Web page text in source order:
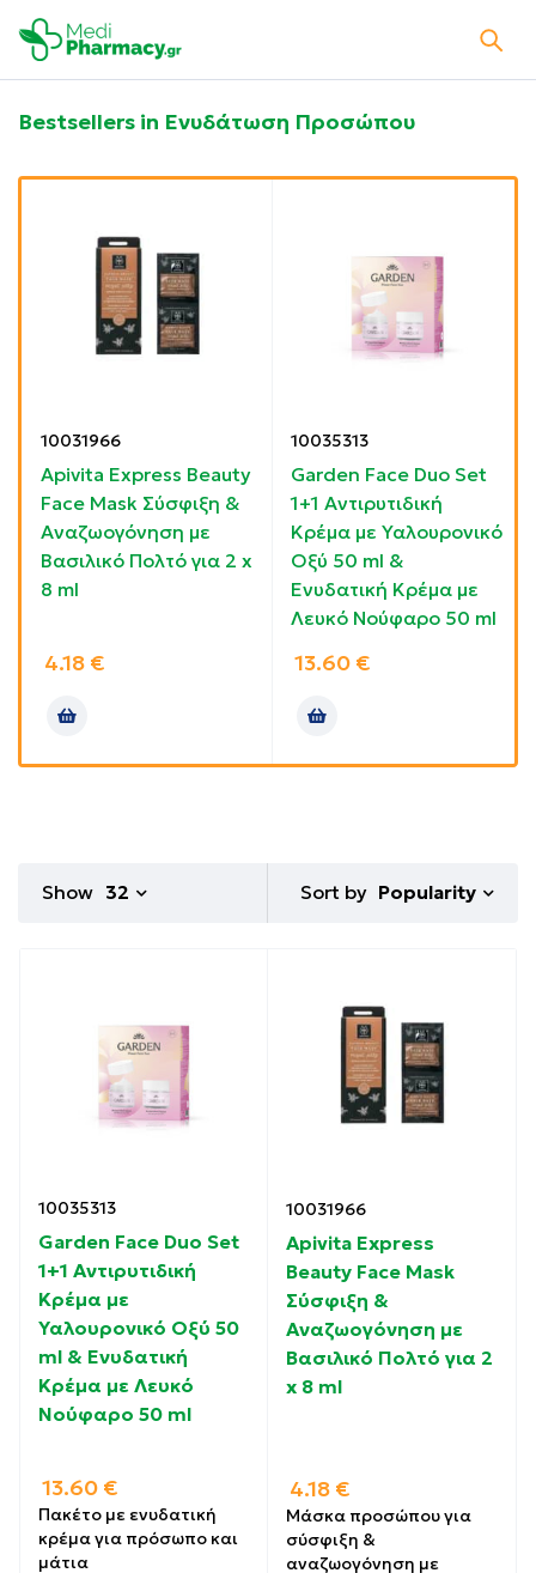
Bestsellers in Ενυδάτωση Προσώπου
10031966
Apivita Express Beauty
Face Mask Σύσφιξη &
Αναζωογόνηση με
Βασιλικό Πολτό για 2 x
8 ml
4.18 €
10035313
Garden Face Duo Set
1+1 Αντιρυτιδική
Κρέμα με Υαλουρονικό
Οξύ 50 ml &
Ενυδατική Κρέμα με
Λευκό Νούφαρο 50 ml
13.60 €
Sort by Popularity
Show 32
10035313
Garden Face Duo Set
1+1 Αντιρυτιδική
Κρέμα με
Υαλουρονικό Οξύ 50
ml & Ενυδατική
Κρέμα με Λευκό
Νούφαρο 50 ml
13.60 €
Πακέτο με ενυδατική
κρέμα για πρόσωπο και
μάτια
10031966
Apivita Express
Beauty Face Mask
Σύσφιξη &
Αναζωογόνηση με
Βασιλικό Πολτό για 2
x 8 ml
4.18 €
Μάσκα προσώπου για
σύσφιξη &
αναζωογόνηση με